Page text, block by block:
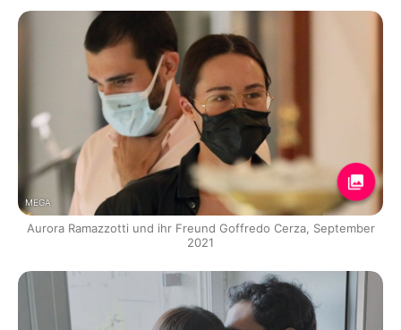
MEGA
Aurora Ramazzotti und ihr Freund Goffredo Cerza, September
2021